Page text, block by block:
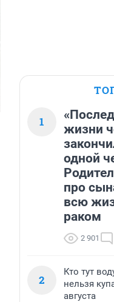
1
жизни
одной
про
всю
раком
2 901
2
Кто тут
нельзя
августа